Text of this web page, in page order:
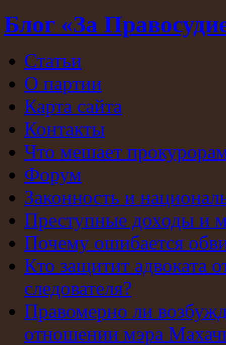
Блог «За
Статьи
О партии
Карта сайта
Контакты
Что мешает
Форум
Законность и
Преступные доходы и
Почему ошибается
Кто защитит адвоката
следователя?
Правомерно ли
отношении мэра